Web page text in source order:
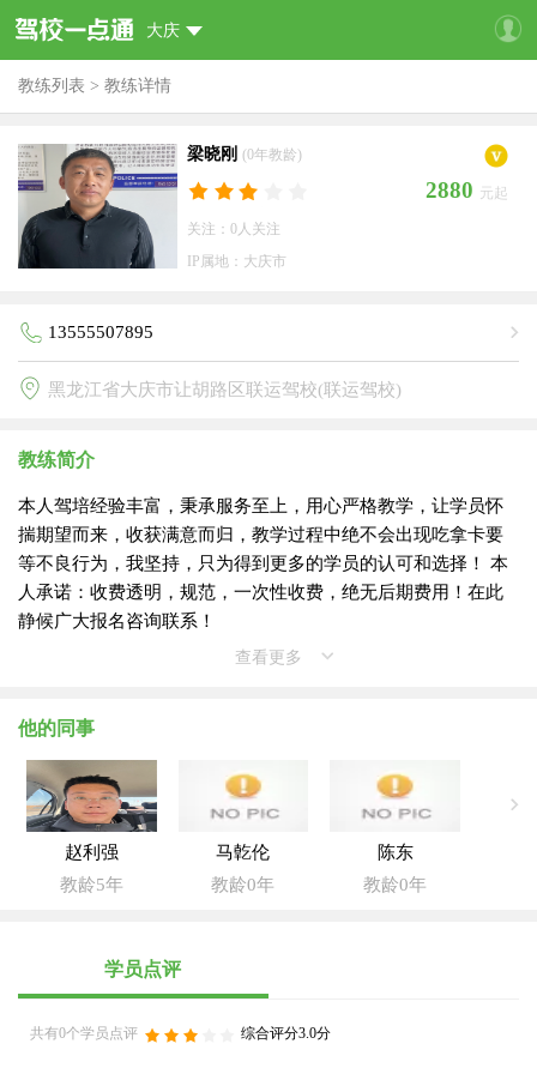
大庆
教练列表 > 教练详情
梁晓刚 (0年教龄)
2880 元起
关注：0人关注
IP属地：大庆市
13555507895
黑龙江省大庆市让胡路区联运驾校(联运驾校)
教练简介
本人驾培经验丰富，秉承服务至上，用心严格教学，让学员怀
揣期望而来，收获满意而归，教学过程中绝不会出现吃拿卡要
等不良行为，我坚持，只为得到更多的学员的认可和选择！ 本
人承诺：收费透明，规范，一次性收费，绝无后期费用！在此
静候广大报名咨询联系！
查看更多
他的同事
赵利强
教龄5年
马亁伦
教龄0年
陈东
教龄0年
学员点评
共有0个学员点评 综合评分3.0分